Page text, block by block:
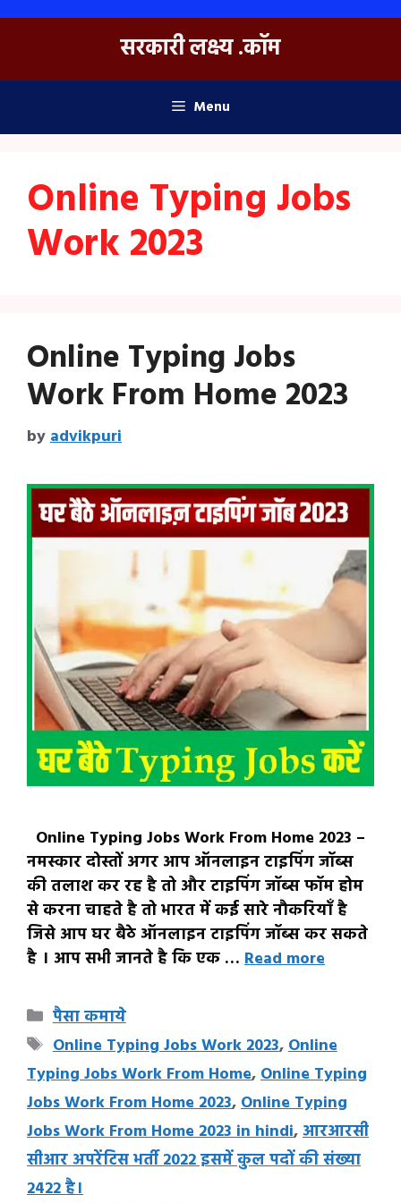
Skip
सरकारी लक्ष्य .कॉम
Menu
Online Typing Jobs
Work 2023
Online Typing Jobs
Work From Home 2023
byadvikpuri
Online Typing Jobs Work From Home 2023 –
नमस्कार दोस्तों अगर आप ऑनलाइन टाइपिंग जॉब्स
की तलाश कर रह है तो और टाइपिंग जॉब्स फॉम होम
से करना चाहते है तो भारत में कई सारे नौकरियाँ है
जिसे आप घर बैठे ऑनलाइन टाइपिंग जॉब्स कर सकते
है । आप सभी जानते है कि एक … Read more
Categories
पैसा कमाये
Tags
Online Typing Jobs Work 2023,Online
Typing Jobs Work From Home,Online Typing
Jobs Work From Home 2023,Online Typing
Jobs Work From Home 2023 in hindi,आरआरसी
सीआर अपरेंटिस भर्ती 2022 इसमें कुल पदों की संख्या
2422 है।